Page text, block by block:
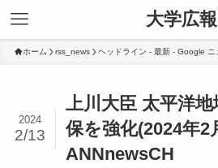
大学広報
ホーム rss_news ヘッドライン - 最新 - Google ニ
上川大臣 太平洋
保を強化(2024年2
ANNnewsCH
2024
2/13